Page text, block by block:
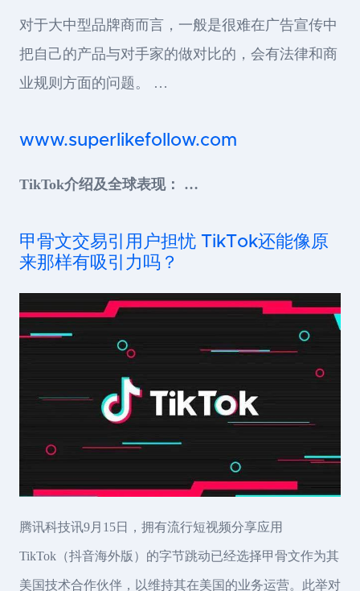
对于大中型品牌商而言，一般是很难在广告宣传中
把自己的产品与对手家的做对比的，会有法律和商
业规则方面的问题。 …
www.superlikefollow.com
TikTok介绍及全球表现： …
甲骨文交易引用户担忧 TikTok还能像原
来那样有吸引力吗？
腾讯科技讯9月15日，拥有流行短视频分享应用
TikTok（抖音海外版）的字节跳动已经选择甲骨文作为其
美国技术合作伙伴，以维持其在美国的业务运营。此举对